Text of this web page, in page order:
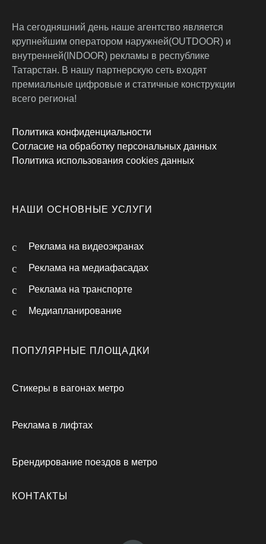
На сегодняшний день наше агентство является
крупнейшим оператором наружней(OUTDOOR) и
внутренней(INDOOR) рекламы в республике
Татарстан. В нашу партнерскую сеть входят
премиальные цифровые и статичные конструкции
всего региона!
Политика конфиденциальности
Согласие на обработку персональных данных
Политика использования cookies данных
НАШИ ОСНОВНЫЕ УСЛУГИ
Реклама на видеоэкранах
Реклама на медиафасадах
Реклама на транспорте
Медиапланирование
ПОПУЛЯРНЫЕ ПЛОЩАДКИ
Стикеры в вагонах метро
Реклама в лифтах
Брендирование поездов в метро
КОНТАКТЫ